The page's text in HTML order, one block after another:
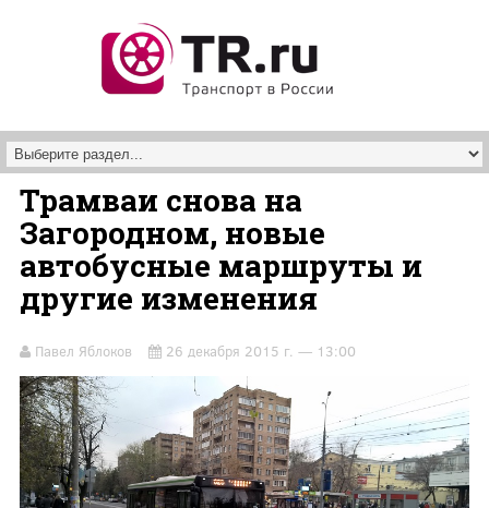
Трамваи снова на
Загородном, новые
автобусные маршруты и
другие изменения
Павел Яблоков 26 декабря 2015 г. — 13:00